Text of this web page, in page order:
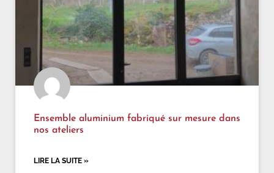
Ensemble aluminium fabriqué sur mesure dans
nos ateliers
LIRE LA SUITE »